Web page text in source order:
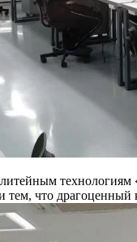
тем, что